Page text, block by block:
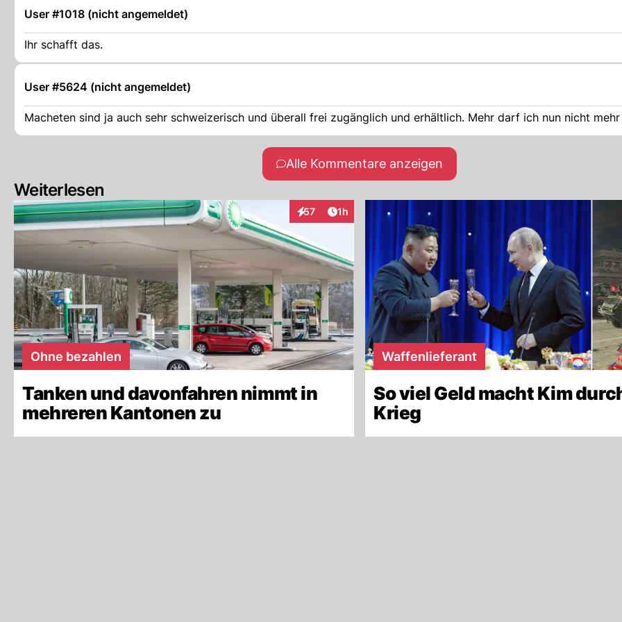
User #1018 (nicht angemeldet)
Ihr schafft das.
User #5624 (nicht angemeldet)
Macheten sind ja auch sehr schweizerisch und überall frei zugänglich und erhältlich. Mehr darf ich nun nicht
Alle Kommentare anzeigen
Weiterlesen
57
InteraktionenArtikel veröffentlicht:
1h
Ohne bezahlen
Tanken und davonfahren nimmt in
mehreren Kantonen zu
Waffenlieferant
So viel Geld macht Kim
Krieg